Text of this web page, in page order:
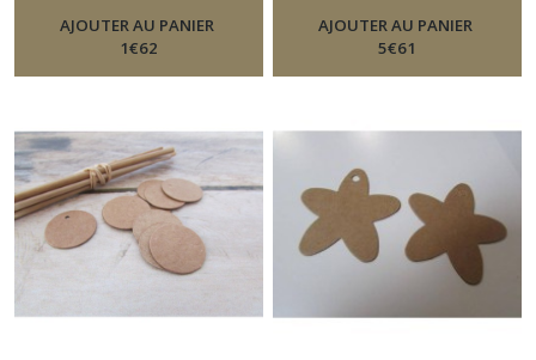
AJOUTER AU PANIER
1€62
AJOUTER AU PANIER
5€61